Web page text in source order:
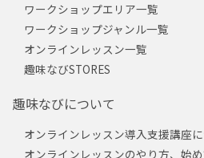
ワークショップエリア一覧
ワークショップジャンル一覧
オンラインレッスン一覧
趣味なびSTORES
趣味なびについて
オンラインレッスン導入支援講座
オンラインレッスンのやり方、始